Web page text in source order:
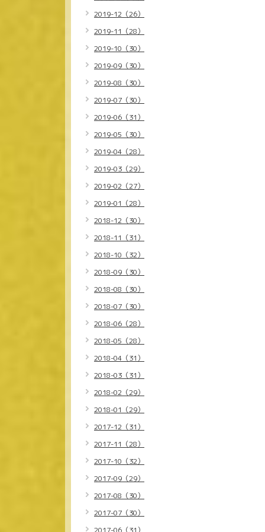
2019-12（26）
2019-11（28）
2019-10（30）
2019-09（30）
2019-08（30）
2019-07（30）
2019-06（31）
2019-05（30）
2019-04（28）
2019-03（29）
2019-02（27）
2019-01（28）
2018-12（30）
2018-11（31）
2018-10（32）
2018-09（30）
2018-08（30）
2018-07（30）
2018-06（28）
2018-05（28）
2018-04（31）
2018-03（31）
2018-02（29）
2018-01（29）
2017-12（31）
2017-11（28）
2017-10（32）
2017-09（29）
2017-08（30）
2017-07（30）
2017-06（31）